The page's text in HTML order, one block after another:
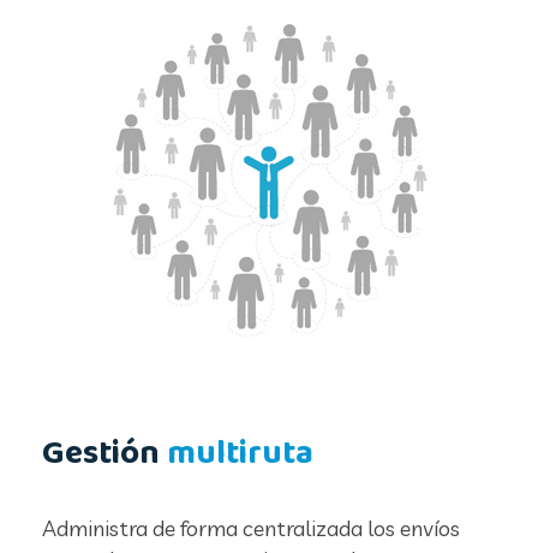
Gestión multiruta
Administra de forma centralizada los envíos